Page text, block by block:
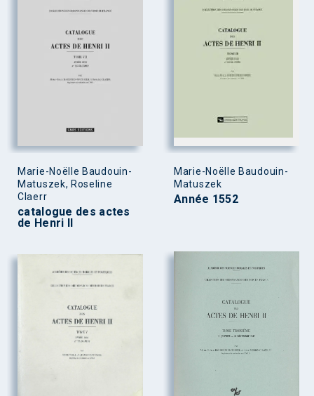
Marie-Noëlle Baudouin-
Matuszek, Roseline
Claerr
catalogue des actes
de Henri II
Marie-Noëlle Baudouin-
Matuszek
Année 1552